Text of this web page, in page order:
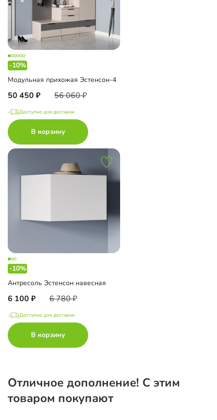
-10%
Модульная прихожая Эстенсон-4
50 450 56 060
Доступно для доставки
В корзину
-10%
Антресоль Эстенсон навесная
6 100 6 780
Доступно для доставки
В корзину
Отличное дополнение! С этим
товаром покупают